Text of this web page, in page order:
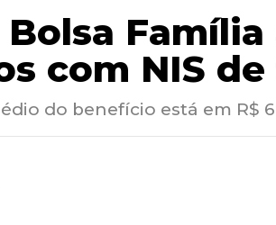
Família
com NIS
do benefício está em R$